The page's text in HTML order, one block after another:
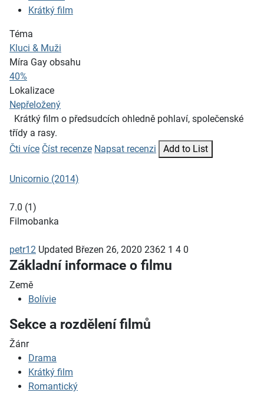
Krátký film
Téma
Kluci & Muži
Míra Gay obsahu
40%
Lokalizace
Nepřeložený
Krátký film o předsudcích ohledně pohlaví, společenské
třídy a rasy.
Čti více Číst recenze Napsat recenzi Add to List
Unicornio (2014)
7.0 (1)
Filmobanka
petr12 Updated Březen 26, 2020 2362 1 4 0
Základní informace o filmu
Země
Bolívie
Sekce a rozdělení filmů
Žánr
Drama
Krátký film
Romantický